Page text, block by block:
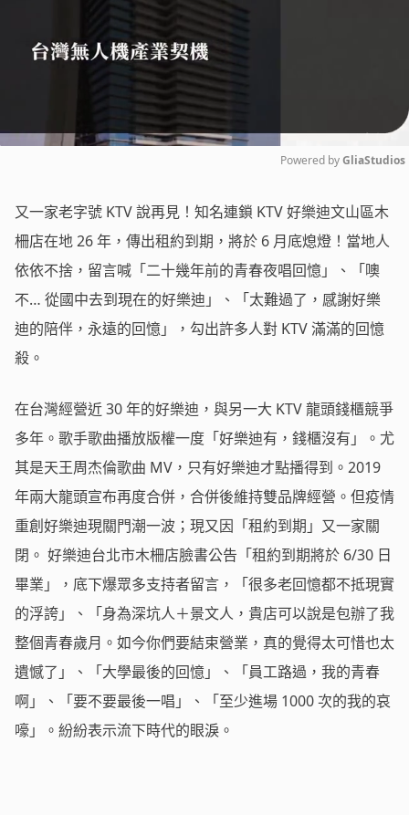
Powered by GliaStudios
又一家老字號 KTV 說再見！知名連鎖 KTV 好樂迪文山區木
柵店在地 26 年，傳出租約到期，將於 6 月底熄燈！當地人
依依不捨，留言喊「二十幾年前的青春夜唱回憶」、「噢
不… 從國中去到現在的好樂迪」、「太難過了，感謝好樂
迪的陪伴，永遠的回憶」，勾出許多人對 KTV 滿滿的回憶
殺。
在台灣經營近 30 年的好樂迪，與另一大 KTV 龍頭錢櫃競爭
多年。歌手歌曲播放版權一度「好樂迪有，錢櫃沒有」。尤
其是天王周杰倫歌曲 MV，只有好樂迪才點播得到。2019
年兩大龍頭宣布再度合併，合併後維持雙品牌經營。但疫情
重創好樂迪現關門潮一波；現又因「租約到期」又一家關
閉。 好樂迪台北市木柵店臉書公告「租約到期將於 6/30 日
畢業」，底下爆眾多支持者留言，「很多老回憶都不抵現實
的浮誇」、「身為深坑人＋景文人，貴店可以說是包辦了我
整個青春歲月。如今你們要結束營業，真的覺得太可惜也太
遺憾了」、「大學最後的回憶」、「員工路過，我的青春
啊」、「要不要最後一唱」、「至少進場 1000 次的我的哀
嚎」。紛紛表示流下時代的眼淚。